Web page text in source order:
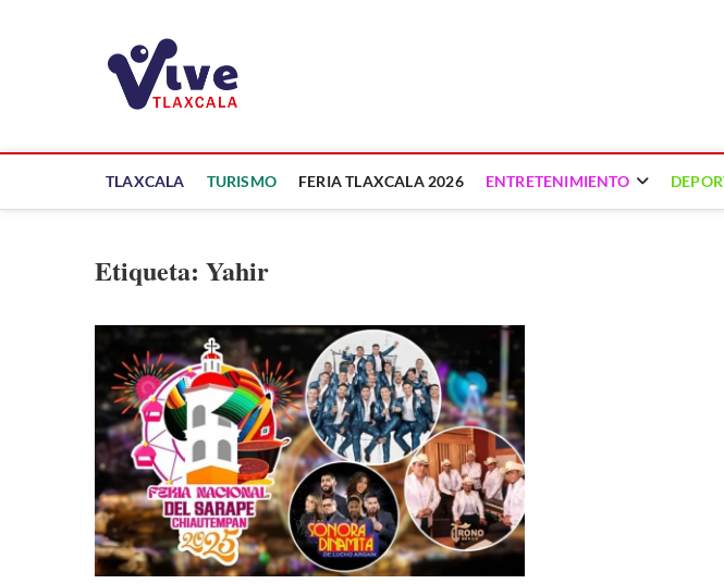
TLAXCALA TURISMO FERIA TLAXCALA 2026 ENTRETENIMIENTO
Etiqueta: Yahir